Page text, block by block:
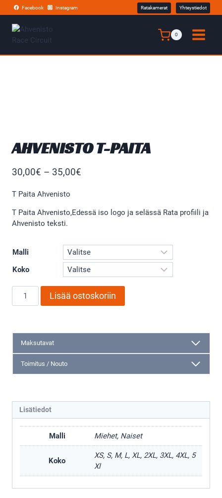
Siirry
sisältöön
Facebook Instagram Ratakamerat Yhteystiedot
0
AHVENISTO T-PAITA
30,00€ – 35,00€
35,00€
T Paita Ahvenisto
T Paita Ahvenisto,Edessä iso logo ja selässä Rata profiili ja
Ahvenisto teksti.
Malli
Koko
Lisää ostoskoriin
Maksutavat
Toimitus / Nouto
Lisätiedot
Malli Miehet, Naiset
Koko
XS, S, M, L, XL, 2XL, 3XL, 4XL, 5
Xl